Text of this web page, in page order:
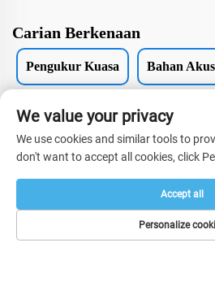
Carian Berkenaan
Pengukur Kuasa Bahan
Pencahayaan Bar Tahap
Audio Bar Tahap
We value your privacy
We use cookies and similar tools to
don't want to accept all cookies, click
Personalize
Accept all